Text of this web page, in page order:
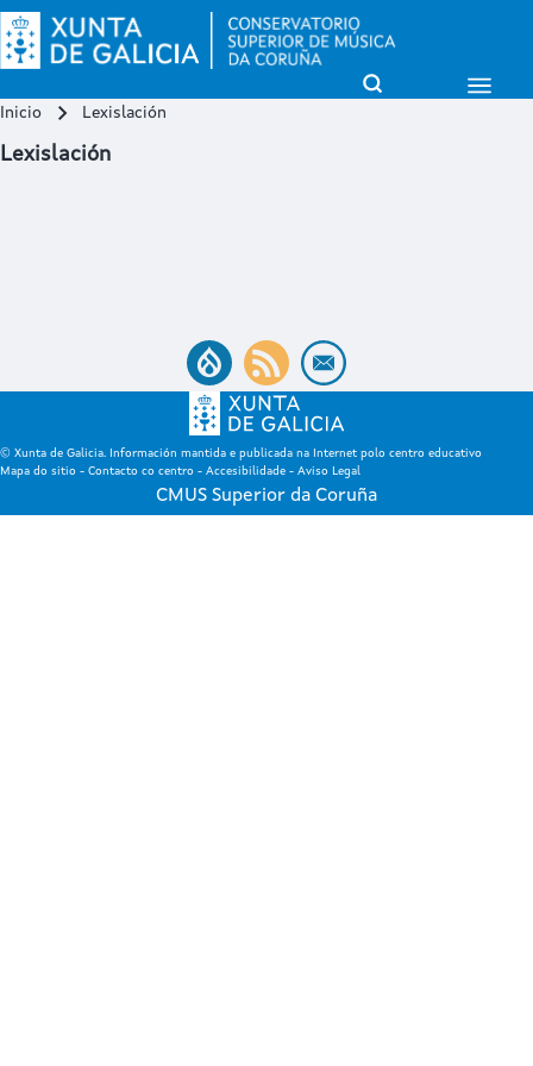
Buscar
Open Sidebar
Open Search Block
Inicio Lexislación
Lexislación
© Xunta de Galicia. Información mantida e publicada na Internet polo centro educativo
Mapa do sitio - Contacto co centro - Accesibilidade - Aviso Legal
CMUS Superior da Coruña